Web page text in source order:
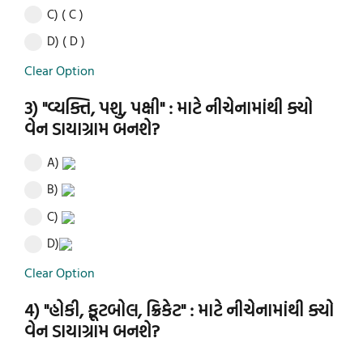
C) ( C )
D) ( D )
Clear Option
3) "વ્યક્તિ, પશુ, પક્ષી" : માટે નીચેનામાંથી ક્યો
વેન ડાયાગ્રામ બનશે?
A)
B)
C)
D)
Clear Option
4) "હોકી, ફૂટબોલ, ક્રિકેટ" : માટે નીચેનામાંથી ક્યો
વેન ડાયાગ્રામ બનશે?